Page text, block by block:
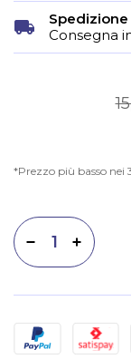
Consegna
Prezzo più basso
Diminuisci
Metodi di